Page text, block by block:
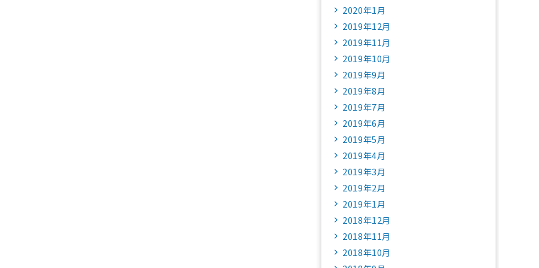
2020年1月
2019年12月
2019年11月
2019年10月
2019年9月
2019年8月
2019年7月
2019年6月
2019年5月
2019年4月
2019年3月
2019年2月
2019年1月
2018年12月
2018年11月
2018年10月